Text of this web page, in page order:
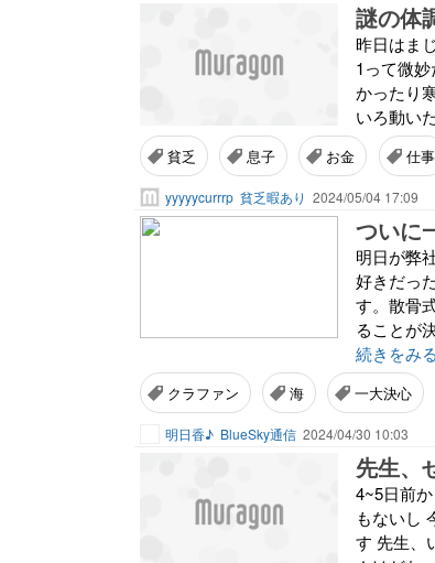
謎の体
昨日はま
1って微
かったり
いろ動い
貧乏 息子 お金 仕事
yyyyycurrrp 貧乏暇あり 2024/05/04 17:09
ついに
明日が弊
好きだっ
す。散骨
ることが
続きをみる
クラファン 海 一大決心
明日香♪ BlueSky通信 2024/04/30 10:03
先生、
4~5日前
もないし
す 先生、